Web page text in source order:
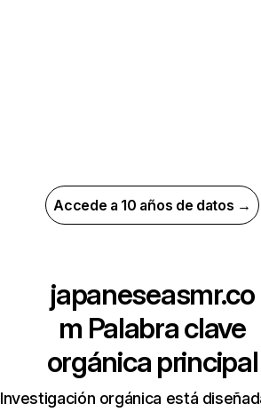
Accede a 10 años de datos →
japaneseasmr.co
m Palabra clave
orgánica principal
Investigación orgánica está